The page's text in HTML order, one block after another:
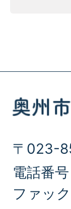
〒023-
電話番
ファッ